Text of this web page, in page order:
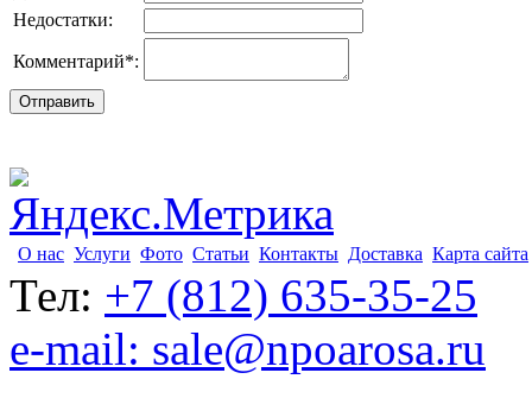
Недостатки:
Комментарий*:
О нас Услуги Фото Статьи Контакты Доставка Карта сайта
Тел: +7 (812) 635-35-25
e-mail: sale@npoarosa.ru